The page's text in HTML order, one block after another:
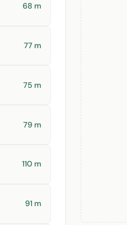
68 m
77 m
75 m
79 m
110 m
91 m